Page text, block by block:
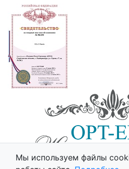
© 2025 - Opt-Ekb.ru, Все
Мы используем файлы